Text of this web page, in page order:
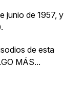
junio de 1957, y
de esta
MÁS...